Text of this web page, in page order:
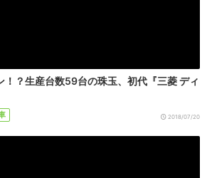
！？生産台数59台の珠玉、初代『三菱 ディ
2018/07/20